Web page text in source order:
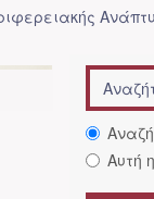
Αυτή